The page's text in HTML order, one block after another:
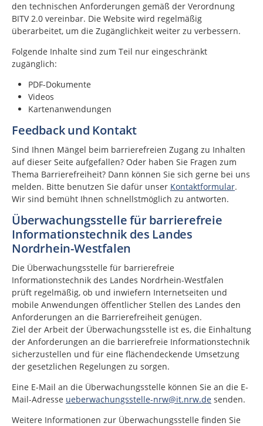
den technischen Anforderungen gemäß der Verordnung
BITV 2.0 vereinbar. Die Website wird regelmäßig
überarbeitet, um die Zugänglichkeit weiter zu verbessern.
Folgende Inhalte sind zum Teil nur eingeschränkt
zugänglich:
PDF-Dokumente
Videos
Kartenanwendungen
Feedback und Kontakt
Sind Ihnen Mängel beim barrierefreien Zugang zu Inhalten
auf dieser Seite aufgefallen? Oder haben Sie Fragen zum
Thema Barrierefreiheit? Dann können Sie sich gerne bei uns
melden. Bitte benutzen Sie dafür unser Kontaktformular.
Wir sind bemüht Ihnen schnellstmöglich zu antworten.
Überwachungsstelle für barrierefreie
Informationstechnik des Landes
Nordrhein-Westfalen
Die Überwachungsstelle für barrierefreie
Informationstechnik des Landes Nordrhein-Westfalen
prüft regelmäßig, ob und inwiefern Internetseiten und
mobile Anwendungen öffentlicher Stellen des Landes den
Anforderungen an die Barrierefreiheit genügen.
Ziel der Arbeit der Überwachungsstelle ist es, die Einhaltung
der Anforderungen an die barrierefreie Informationstechnik
sicherzustellen und für eine flächendeckende Umsetzung
der gesetzlichen Regelungen zu sorgen.
Eine E-Mail an die Überwachungsstelle können Sie an die E-
Mail-Adresse ueberwachungsstelle-nrw@it.nrw.de senden.
Weitere Informationen zur Überwachungsstelle finden Sie